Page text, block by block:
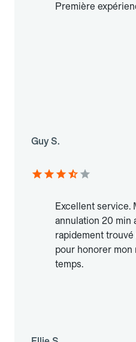
Première
Guy S.
Excellent service.
annulation 20 min
rapidement
pour honorer mon
temps.